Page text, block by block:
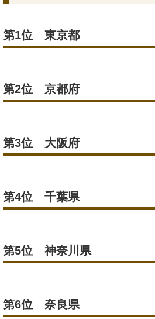
第1位 東京都
第2位 京都府
第3位 大阪府
第4位 千葉県
第5位 神奈川県
第6位 奈良県